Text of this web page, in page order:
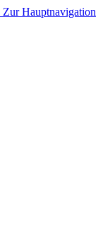
Zur Hauptnavigation